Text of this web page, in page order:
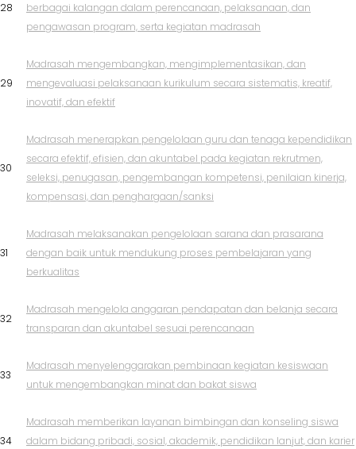
28
berbagai kalangan dalam perencanaan, pelaksanaan, dan
pengawasan program, serta kegiatan madrasah
29
Madrasah mengembangkan, mengimplementasikan, dan
mengevaluasi pelaksanaan kurikulum secara sistematis, kreatif,
inovatif, dan efektif
30
Madrasah menerapkan pengelolaan guru dan tenaga kependidikan
secara efektif, efisien, dan akuntabel pada kegiatan rekrutmen,
seleksi, penugasan, pengembangan kompetensi, penilaian kinerja,
kompensasi, dan penghargaan/sanksi
31
Madrasah melaksanakan pengelolaan sarana dan prasarana
dengan baik untuk mendukung proses pembelajaran yang
berkualitas
32
Madrasah mengelola anggaran pendapatan dan belanja secara
transparan dan akuntabel sesuai perencanaan
33
Madrasah menyelenggarakan pembinaan kegiatan kesiswaan
untuk mengembangkan minat dan bakat siswa
34
Madrasah memberikan layanan bimbingan dan konseling siswa
dalam bidang pribadi, sosial, akademik, pendidikan lanjut, dan karier